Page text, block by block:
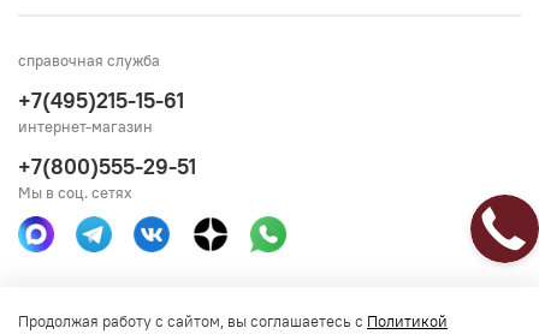
Получить консультацию
справочная служба
+7(495)215-15-61
интернет-магазин
+7(800)555-29-51
Мы в соц. сетях
Продолжая работу с сайтом, вы соглашаетесь с Политикой